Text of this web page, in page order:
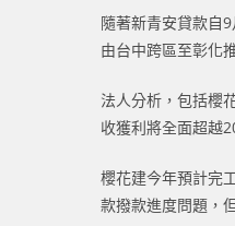
隨著新青安貸款自
由台中跨區至彰化
法人分析，包括櫻
收獲利將全面超越
櫻花建今年預計完
款撥款進度問題，